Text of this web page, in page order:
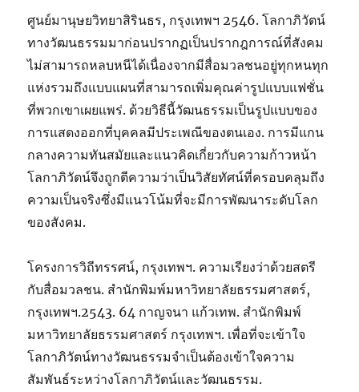
ศูนย์มานุษยวิทยาสิรินธร, กรุงเทพฯ 2546. โลกาภิวัตน์
ทางวัฒนธรรมมาก่อนปรากฏเป็นปรากฎการณ์ที่สังคม
ไม่สามารถหลบหนีได้เนื่องจากมีสื่อมวลชนอยู่ทุกหนทุก
แห่งรวมถึงแบบแผนที่สามารถเพิ่มคุณค่ารูปแบบแฟชั่น
ที่พวกเขาเผยแพร่. ด้วยวิธีนี้วัฒนธรรมเป็นรูปแบบของ
การแสดงออกที่บุคคลมีประเพณีของตนเอง. การมีแกน
กลางความทันสมัยและแนวคิดเกี่ยวกับความก้าวหน้า
โลกาภิวัตน์จึงถูกตีความว่าเป็นวิสัยทัศน์ที่ครอบคลุมถึง
ความเป็นจริงซึ่งมีแนวโน้มที่จะมีการพัฒนาระดับโลก
ของสังคม.
โครงการวิถีทรรศน์, กรุงเทพฯ. ความเรียงว่าด้วยสตรี
กับสื่อมวลชน. สำนักพิมพ์มหาวิทยาลัยธรรมศาสตร์,
กรุงเทพฯ.2543. 64 กาญจนา แก้วเทพ. สำนักพิมพ์
มหาวิทยาลัยธรรมศาสตร์ กรุงเทพฯ. เพื่อที่จะเข้าใจ
โลกาภิวัตน์ทางวัฒนธรรมจำเป็นต้องเข้าใจความ
สัมพันธ์ระหว่างโลกาภิวัตน์และวัฒนธรรม.